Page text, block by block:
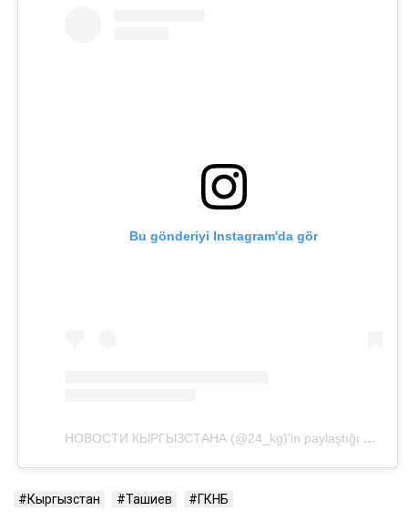
Bu gönderiyi Instagram'da gör
НОВОСТИ КЫРГЫЗСТАНА (@24_kg)'in paylaştığı bir gönderi
Кыргызстан Ташиев ГКНБ